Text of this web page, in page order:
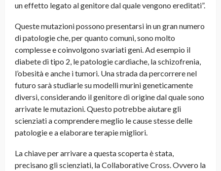
un effetto legato al genitore dal quale vengono ereditati”.
Queste mutazioni possono presentarsi in un gran numero
di patologie che, per quanto comuni, sono molto
complesse e coinvolgono svariati geni. Ad esempio il
diabete di tipo 2, le patologie cardiache, la schizofrenia,
l’obesità e anche i tumori. Una strada da percorrere nel
futuro sarà studiarle su modelli murini geneticamente
diversi, considerando il genitore di origine dal quale sono
arrivate le mutazioni. Questo potrebbe aiutare gli
scienziati a comprendere meglio le cause stesse delle
patologie e a elaborare terapie migliori.
La chiave per arrivare a questa scoperta è stata,
precisano gli scienziati, la Collaborative Cross. Ovvero la